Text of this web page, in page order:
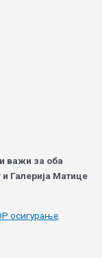
важи за оба
Галерија Матице
осигурање